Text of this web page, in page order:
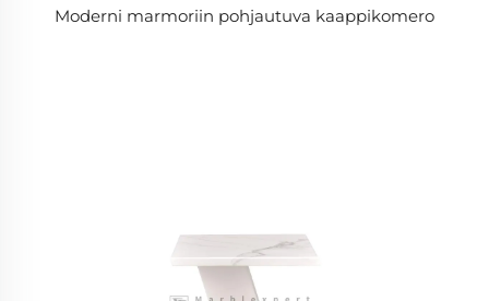
Moderni marmoriin pohjautuva kaappikomero